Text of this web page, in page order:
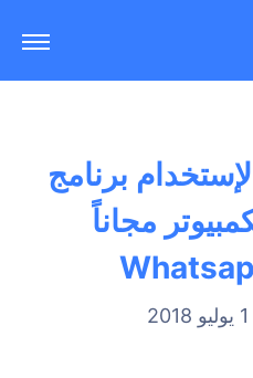
برنامج
مجاناً